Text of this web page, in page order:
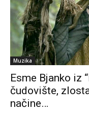
Muzika
Esme Bjanko iz
čudovište,
načine…